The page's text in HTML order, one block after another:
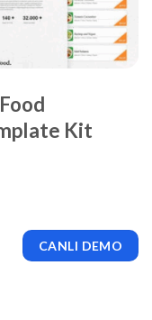
Kit
CANLI DEMO